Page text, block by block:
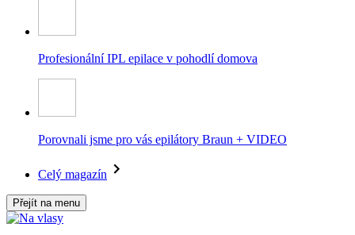
Profesionální IPL epilace v pohodlí domova
Porovnali jsme pro vás epilátory Braun + VIDEO
Celý magazín
Přejít na menu